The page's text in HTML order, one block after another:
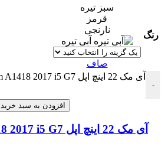
رنگ
سبز تیره
قرمز
نارنجی
آبی تیره
صاف
-
آی مک 22 اینچ اپل iMAC Slim A1418 2017 i5 G7 عدد
افزودن به سبد خرید
آی مک 22 اینچ اپل iMAC Slim A1418 2017 i5 G7